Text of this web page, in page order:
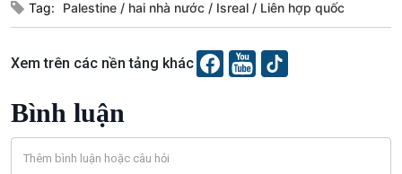
Chuyển đổi Xanh
Chuyên gia của bạn
Bước chân đến trường
Sống chung với biến đổi
Tag: Palestine hai nhà nước Isreal Liên hợp quốc
Xem trên các nền tảng khác
Bình luận